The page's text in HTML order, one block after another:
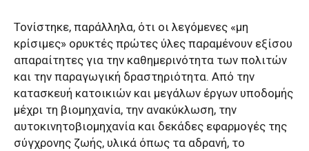
Τονίστηκε, παράλληλα, ότι οι λεγόμενες «μη
κρίσιμες» ορυκτές πρώτες ύλες παραμένουν εξίσου
απαραίτητες για την καθημερινότητα των πολιτών
και την παραγωγική δραστηριότητα. Από την
κατασκευή κατοικιών και μεγάλων έργων υποδομής
μέχρι τη βιομηχανία, την ανακύκλωση, την
αυτοκινητοβιομηχανία και δεκάδες εφαρμογές της
σύγχρονης ζωής, υλικά όπως τα αδρανή, το